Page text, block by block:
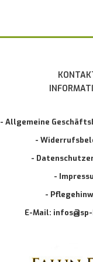
- Allgemeine
-
-
-
-
E-Mail: